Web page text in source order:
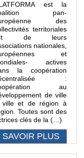
est la
pan-
des
territoriales
de leurs
nationales,
et
actives
la coopération
:
au
de ville
et de région à
Toutes sont des
clés de la (…)
SAVOIR PLUS